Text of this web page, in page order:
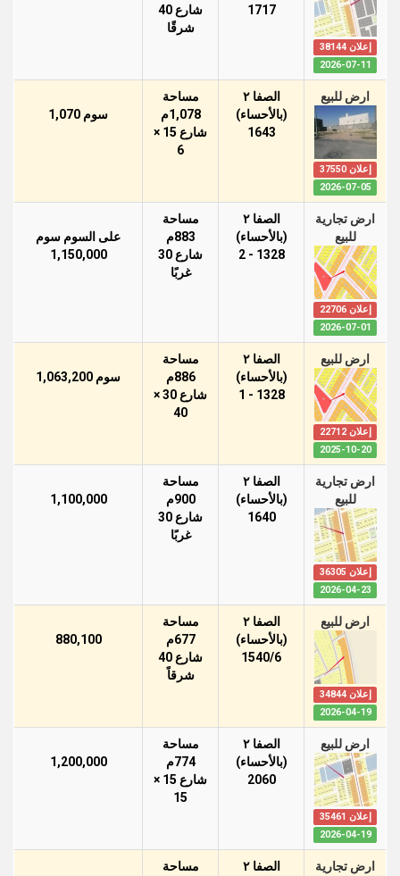
إعلان 38144
2026-07-11
1717
شارع 40
شرقًا
ارض للبيع
إعلان 37550
2026-07-05
الصفا ٢
(بالأحساء)
1643
مساحة
1,078م
شارع 15 ×
6
سوم 1,070
ارض تجارية
للبيع
إعلان 22706
2026-07-01
الصفا ٢
(بالأحساء)
1328 - 2
مساحة
883م
شارع 30
غربًا
على السوم سوم
1,150,000
ارض للبيع
إعلان 22712
2025-10-20
الصفا ٢
(بالأحساء)
1328 - 1
مساحة
886م
شارع 30 ×
40
سوم 1,063,200
ارض تجارية
للبيع
إعلان 36305
2026-04-23
الصفا ٢
(بالأحساء)
1640
مساحة
900م
شارع 30
غربًا
1,100,000
ارض للبيع
إعلان 34844
2026-04-19
الصفا ٢
(بالأحساء)
1540/6
مساحة
677م
شارع 40
شرقاً
880,100
ارض للبيع
إعلان 35461
2026-04-19
الصفا ٢
(بالأحساء)
2060
مساحة
774م
شارع 15 ×
15
1,200,000
ارض تجارية
الصفا ٢
مساحة